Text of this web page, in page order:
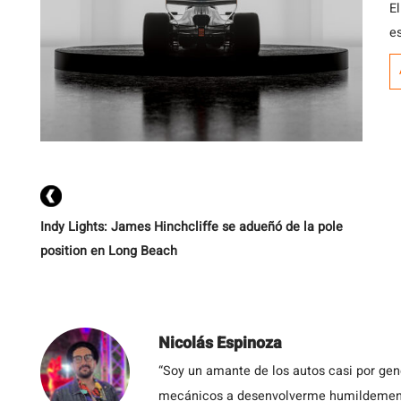
Indy Lights: James Hinchcliffe se adueñó de la pole
position en Long Beach
Nicolás Espinoza
“Soy un amante de los autos casi por
mecánicos a desenvolverme